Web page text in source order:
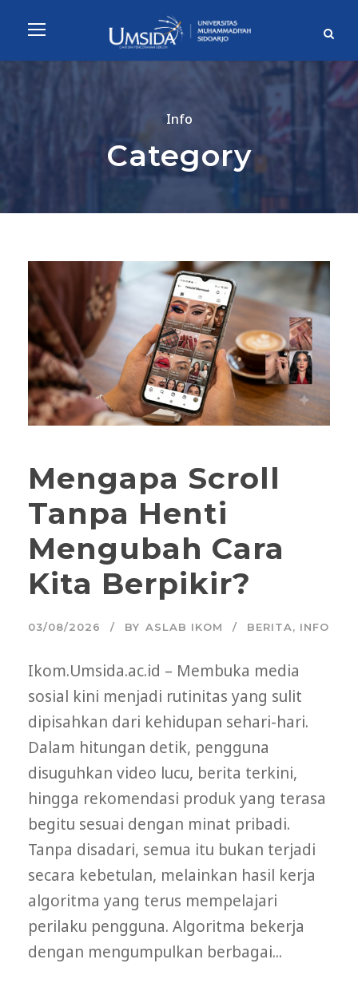
Info
Category
Mengapa Scroll
Tanpa Henti
Mengubah Cara
Kita Berpikir?
03/08/2026 BY ASLAB IKOM BERITA, INFO
Ikom.Umsida.ac.id – Membuka media
sosial kini menjadi rutinitas yang sulit
dipisahkan dari kehidupan sehari-hari.
Dalam hitungan detik, pengguna
disuguhkan video lucu, berita terkini,
hingga rekomendasi produk yang terasa
begitu sesuai dengan minat pribadi.
Tanpa disadari, semua itu bukan terjadi
secara kebetulan, melainkan hasil kerja
algoritma yang terus mempelajari
perilaku pengguna. Algoritma bekerja
dengan mengumpulkan berbagai...